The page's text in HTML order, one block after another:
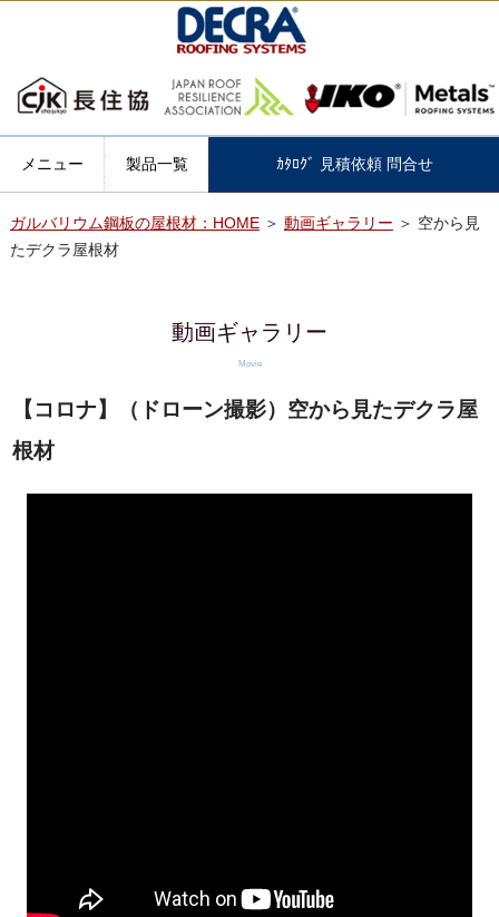
メニュー 製品一覧 ｶﾀﾛｸﾞ 見積依頼 問合せ
ガルバリウム鋼板の屋根材：HOME＞ 動画ギャラリー ＞ 空から見
たデクラ屋根材
動画ギャラリー
Movie
【コロナ】（ドローン撮影）空から見たデクラ屋
根材